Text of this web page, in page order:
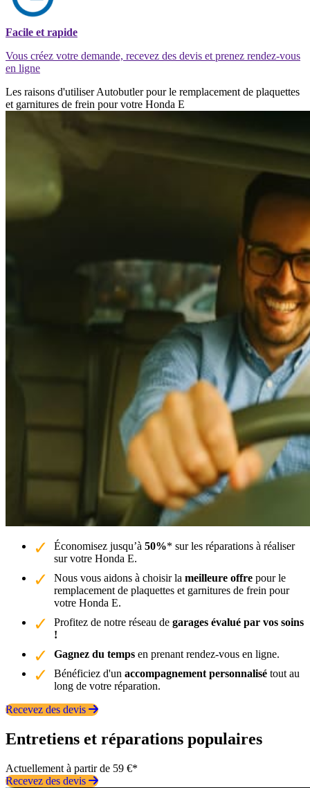
Facile et rapide
Vous créez votre demande, recevez des devis et prenez rendez-vous
en ligne
Les raisons d'utiliser Autobutler pour le remplacement de plaquettes
et garnitures de frein pour votre Honda E
Économisez jusqu’à 50%* sur les réparations à réaliser
sur votre Honda E.
Nous vous aidons à choisir la meilleure offre pour le
remplacement de plaquettes et garnitures de frein pour
votre Honda E.
Profitez de notre réseau de garages évalué par vos soins
!
Gagnez du temps en prenant rendez-vous en ligne.
Bénéficiez d'un accompagnement personnalisé tout au
long de votre réparation.
Recevez des devis
Entretiens et réparations populaires
Actuellement à partir de 59 €*
Recevez des devis